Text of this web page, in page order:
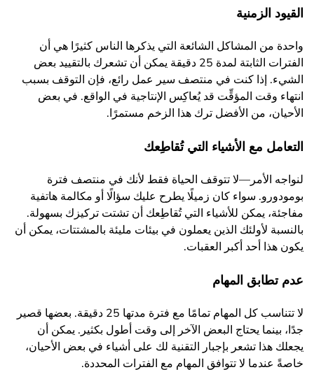
القيود الزمنية
واحدة من المشاكل الشائعة التي يذكرها الناس كثيرًا هي أن
الفترات الثابتة لمدة 25 دقيقة يمكن أن تشعرك بالتقييد بعض
الشيء. إذا كنت في منتصف سير عمل رائع، فإن التوقف بسبب
انتهاء وقت المؤقِّت قد يُعاكِس الإنتاجية في الواقع. في بعض
الأحيان، من الأفضل ترك هذا الزخم مستمرًا.
التعامل مع الأشياء التي تُقاطِعك
لنواجه الأمر—لا تتوقف الحياة فقط لأنك في منتصف فترة
بومودورو. سواء كان زميلًا يطرح عليك سؤالًا أو مكالمة هاتفية
مفاجئة، يمكن للأشياء التي تُقاطِعك أن تشتت تركيزك بسهولة.
بالنسبة لأولئك الذين يعملون في بيئات مليئة بالمشتتات، يمكن أن
يكون هذا أحد أكبر العقبات.
عدم تطابق المهام
لا تتناسب كل المهام تمامًا مع فترة مدتها 25 دقيقة. بعضها قصير
جدًا، بينما يحتاج البعض الآخر إلى وقت أطول بكثير. يمكن أن
يجعلك هذا تشعر بإجبار التقنية لك على أشياء في بعض الأحيان،
خاصةً عندما لا تتوافق المهام مع الفترات المحددة.